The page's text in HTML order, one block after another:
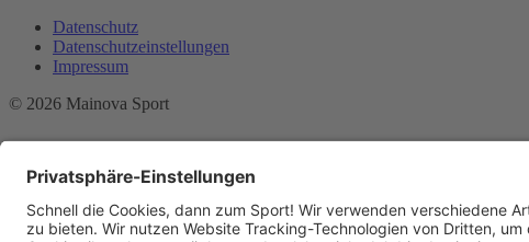
Datenschutz
Datenschutzeinstellungen
Impressum
© 2026 Mainova Sport